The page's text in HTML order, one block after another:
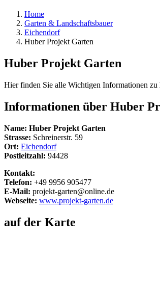
Home
Garten & Landschaftsbauer
Eichendorf
Huber Projekt Garten
Huber Projekt Garten
Hier finden Sie alle Wichtigen Informationen zu
Informationen über Huber
Name: Huber Projekt Garten
Strasse: Schreinerstr. 59
Ort: Eichendorf
Postleitzahl: 94428
Kontakt:
Telefon: +49 9956 905477
E-Mail: projekt-garten@online.de
Webseite: www.projekt-garten.de
auf der Karte